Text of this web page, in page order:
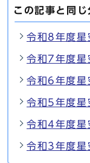
この記事と同
令和8年度星
令和7年度星
令和6年度星
令和5年度星
令和4年度星
令和3年度星